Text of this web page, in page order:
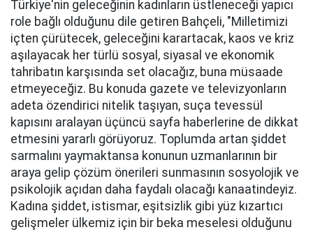
Türkiye'nin geleceğinin kadınların üstleneceği yapıcı
role bağlı olduğunu dile getiren Bahçeli, "Milletimizi
içten çürütecek, geleceğini karartacak, kaos ve kriz
aşılayacak her türlü sosyal, siyasal ve ekonomik
tahribatın karşısında set olacağız, buna müsaade
etmeyeceğiz. Bu konuda gazete ve televizyonların
adeta özendirici nitelik taşıyan, suça tevessül
kapısını aralayan üçüncü sayfa haberlerine de dikkat
etmesini yararlı görüyoruz. Toplumda artan şiddet
sarmalını yaymaktansa konunun uzmanlarının bir
araya gelip çözüm önerileri sunmasının sosyolojik ve
psikolojik açıdan daha faydalı olacağı kanaatindeyiz.
Kadına şiddet, istismar, eşitsizlik gibi yüz kızartıcı
gelişmeler ülkemiz için bir beka meselesi olduğunu